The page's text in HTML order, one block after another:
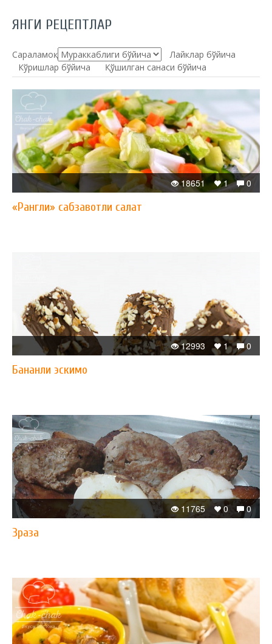
ЯНГИ РЕЦЕПТЛАР
Сараламоқ:
Лайклар бўйича
Кўришлар бўйича
Қўшилган санаси бўйича
0
1
18651
«Рангли» сабзавотли салат
0
1
12993
Бананли эскимо
0
0
11765
Зраза